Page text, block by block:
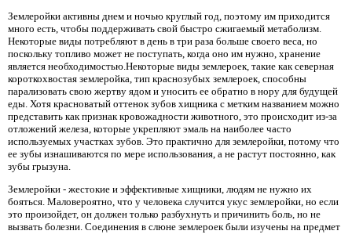
Землеройки активны днем ​​и ночью круглый год, поэтому им приходится
много есть, чтобы поддерживать свой быстро сжигаемый метаболизм.
Некоторые виды потребляют в день в три раза больше своего веса, но
поскольку топливо может не поступать, когда оно им нужно, хранение
является необходимостью.Некоторые виды землероек, такие как северная
короткохвостая землеройка, тип краснозубых землероек, способны
парализовать свою жертву ядом и уносить ее обратно в нору для будущей
еды. Хотя красноватый оттенок зубов хищника с метким названием можно
представить как признак кровожадности животного, это происходит из-за
отложений железа, которые укрепляют эмаль на наиболее часто
используемых участках зубов. Это практично для землеройки, потому что
ее зубы изнашиваются по мере использования, а не растут постоянно, как
зубы грызуна.
Землеройки - жестокие и эффективные хищники, людям не нужно их
бояться. Маловероятно, что у человека случится укус землеройки, но если
это произойдет, он должен только разбухнуть и причинить боль, но не
вызвать болезни. Соединения в слюне землероек были изучены на предмет